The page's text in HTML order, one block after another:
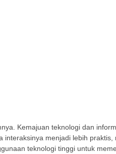
Kemajuan teknologi dan
menjadi lebih praktis,
teknologi tinggi untuk